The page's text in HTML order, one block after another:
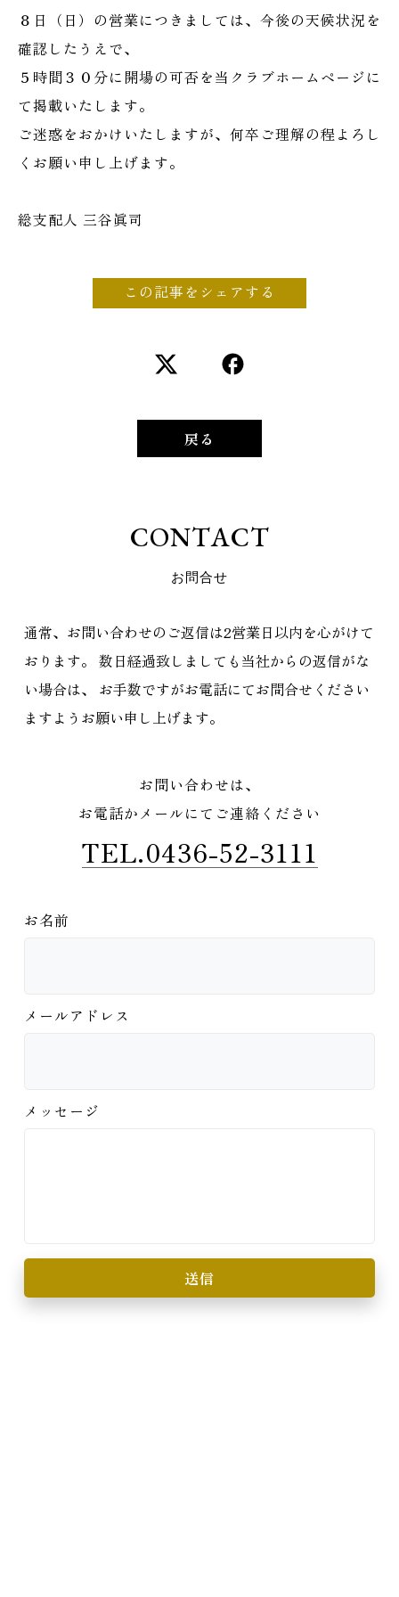
８日（日）の営業につきましては、今後の天候状況を
確認したうえで、
５時間３０分に開場の可否を当クラブホームページに
て掲載いたします。
ご迷惑をおかけいたしますが、何卒ご理解の程よろし
くお願い申し上げます。
総支配人 三谷眞司
この記事をシェアする
戻る
CONTACT
お問合せ
通常、お問い合わせのご返信は2営業日以内を心がけて
おります。 数日経過致しましても当社からの返信がな
い場合は、
お手数ですがお電話にてお問合せください
ますようお願い申し上げます。
お問い合わせは、
お電話かメールにてご連絡ください
TEL.0436-52-3111
お名前
メールアドレス
メッセージ